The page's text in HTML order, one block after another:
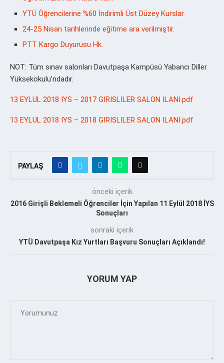
YTÜ Öğrencilerine %60 İndirimli Üst Düzey Kurslar
24-25 Nisan tarihlerinde eğitime ara verilmiştir.
PTT Kargo Duyurusu Hk.
NOT: Tüm sınav salonları Davutpaşa Kampüsü Yabancı Diller
Yüksekokulu’ndadır.
13 EYLUL 2018 IYS – 2017 GIRISLILER SALON ILANI.pdf
13 EYLUL 2018 IYS – 2018 GIRISLILER SALON ILANI.pdf
PAYLAŞ
önceki içerik
2016 Girişli Beklemeli Öğrenciler İçin Yapılan 11 Eylül 2018 İYS
Sonuçları
sonraki içerik
YTÜ Davutpaşa Kız Yurtları Başvuru Sonuçları Açıklandı!
YORUM YAP